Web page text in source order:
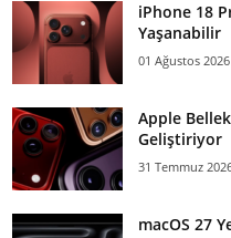
iPhone 18
Yaşanabilir
01 Ağustos 2026
Apple
Geliştiriyor
31 Temmuz
macOS 27